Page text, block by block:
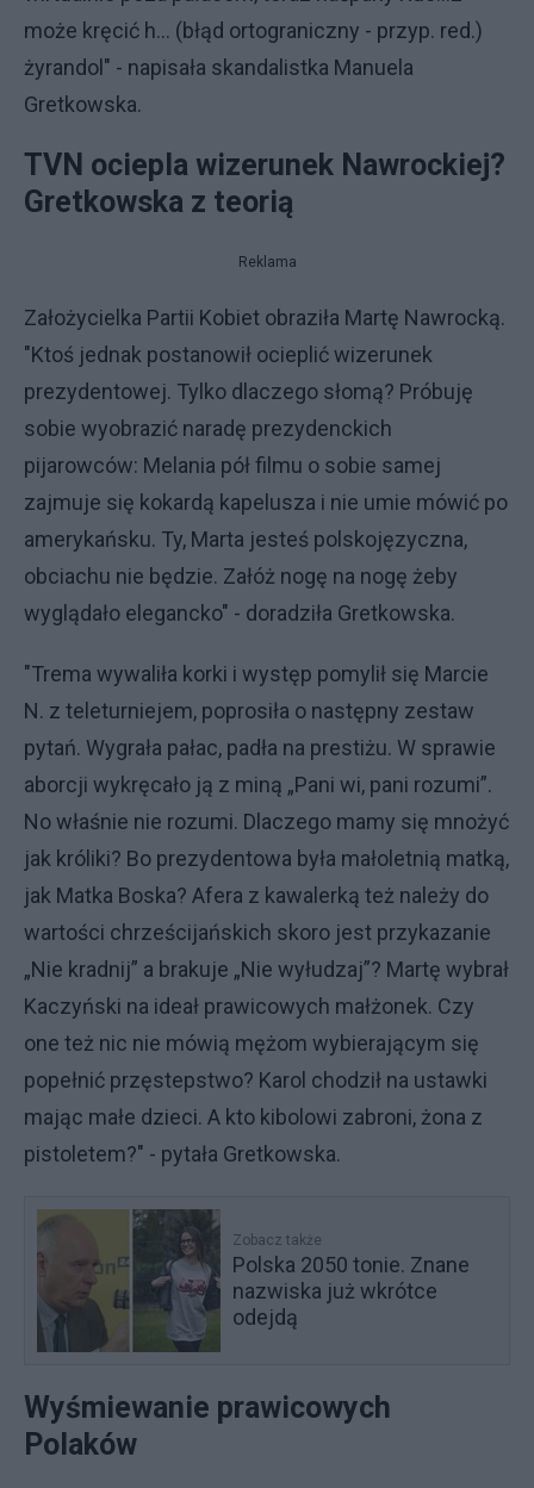
może kręcić h... (błąd ortograniczny - przyp. red.)
żyrandol" - napisała skandalistka Manuela
Gretkowska.
TVN ociepla wizerunek Nawrockiej?
Gretkowska z teorią
Reklama
Założycielka Partii Kobiet obraziła Martę Nawrocką.
"Ktoś jednak postanowił ocieplić wizerunek
prezydentowej. Tylko dlaczego słomą? Próbuję
sobie wyobrazić naradę prezydenckich
pijarowców: Melania pół filmu o sobie samej
zajmuje się kokardą kapelusza i nie umie mówić po
amerykańsku. Ty, Marta jesteś polskojęzyczna,
obciachu nie będzie. Załóż nogę na nogę żeby
wyglądało elegancko" - doradziła Gretkowska.
"Trema wywaliła korki i występ pomylił się Marcie
N. z teleturniejem, poprosiła o następny zestaw
pytań. Wygrała pałac, padła na prestiżu. W sprawie
aborcji wykręcało ją z miną „Pani wi, pani rozumi”.
No właśnie nie rozumi. Dlaczego mamy się mnożyć
jak króliki? Bo prezydentowa była małoletnią matką,
jak Matka Boska? Afera z kawalerką też należy do
wartości chrześcijańskich skoro jest przykazanie
„Nie kradnij” a brakuje „Nie wyłudzaj”? Martę wybrał
Kaczyński na ideał prawicowych małżonek. Czy
one też nic nie mówią mężom wybierającym się
popełnić przęstepstwo? Karol chodził na ustawki
mając małe dzieci. A kto kibolowi zabroni, żona z
pistoletem?" - pytała Gretkowska.
Zobacz także
Polska 2050 tonie. Znane
nazwiska już wkrótce
odejdą
Wyśmiewanie prawicowych
Polaków